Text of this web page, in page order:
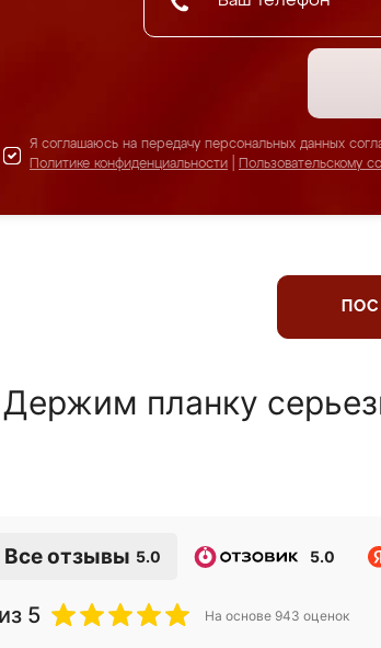
Я соглашаюсь на передачу персональных данных
Политике конфиденциальности
Пользовательскому
Держим планку
Все отзывы 5.0 5.0
из 5 На основе 943 оценок